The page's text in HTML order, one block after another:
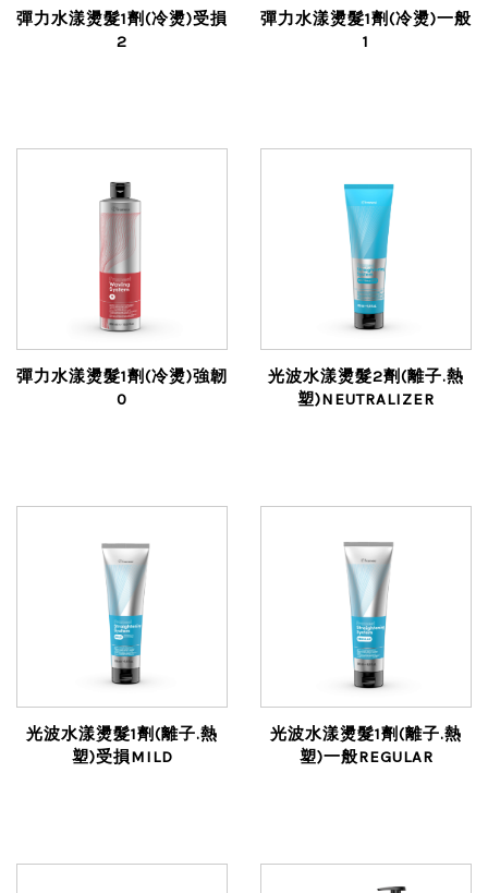
彈力水漾燙髮1劑(冷燙)受損
2
彈力水漾燙髮1劑(冷燙)一般
1
彈力水漾燙髮1劑(冷燙)強韌
0
光波水漾燙髮2劑(離子.熱
塑)NEUTRALIZER
光波水漾燙髮1劑(離子.熱
塑)受損MILD
光波水漾燙髮1劑(離子.熱
塑)一般REGULAR